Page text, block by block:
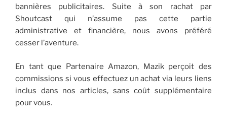
bannières publicitaires. Suite à son rachat par
Shoutcast qui n’assume pas cette partie
administrative et financière, nous avons préféré
cesser l’aventure.
En tant que Partenaire Amazon, Mazik perçoit des
commissions si vous effectuez un achat via leurs liens
inclus dans nos articles, sans coût supplémentaire
pour vous.